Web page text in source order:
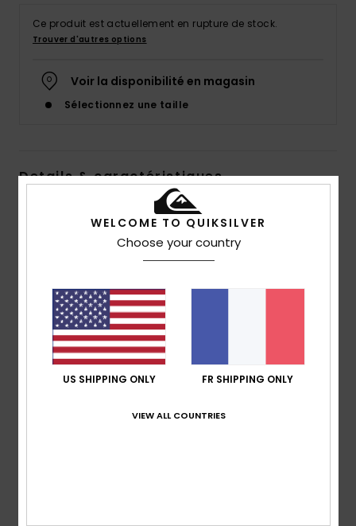
Ce produit est actuellement en rupture de stock.
Trouver d'autres options
Voir la disponibilité en magasin
Sélectionnez une taille
Details & caractéristiques
Polaire à capuche Vert Homme
EQYFT04848 Code couleurgsg6
Matière :polaire en polyester recyclé [250 g/m²]
coupe :coupe regular
Encolure :encolure à capuche
Système de fermeture :
Modèle à enfiler
WELCOME TO QUIKSILVER
Choose your country
US SHIPPING ONLY FR SHIPPING ONLY
VIEW ALL COUNTRIES